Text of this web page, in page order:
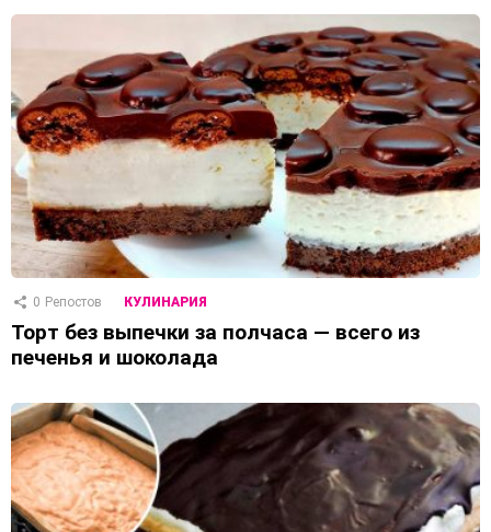
0 Репостов КУЛИНАРИЯ
Торт без выпечки за полчаса — всего из
печенья и шоколада